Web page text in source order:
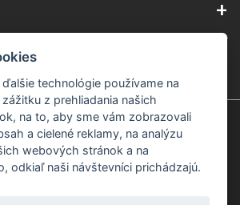
Veľkoobchod
Považská Bystrica Mpark
Čadca
technológie používame na
z prehliadania našich
na to, aby sme vám zobrazovali
a cielené reklamy, na analýzu
webových stránok a na
odkiaľ naši návštevníci prichádzajú.